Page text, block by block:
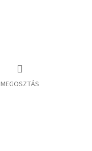
MEGOSZTÁS